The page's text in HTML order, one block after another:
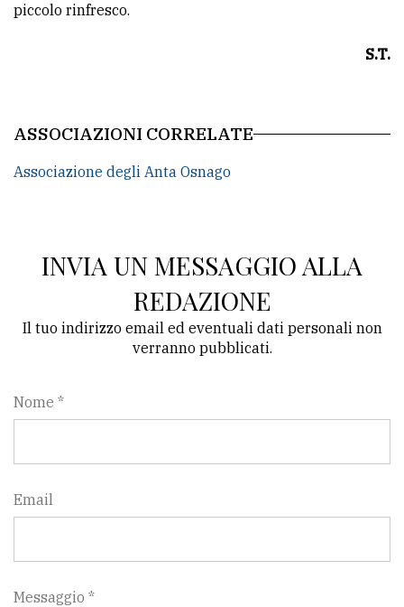
piccolo rinfresco.
S.T.
ASSOCIAZIONI CORRELATE
Associazione degli Anta Osnago
INVIA UN MESSAGGIO ALLA
REDAZIONE
Il tuo indirizzo email ed eventuali dati personali non
verranno pubblicati.
Nome *
Email
Messaggio *